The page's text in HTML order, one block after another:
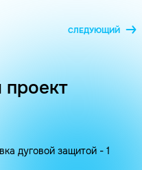
СЛЕДУЮЩИЙ
дуговой защитой - 1